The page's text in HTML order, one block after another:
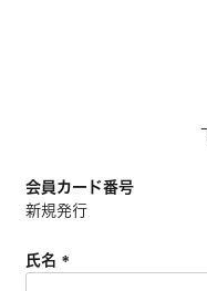
会員カード番号
新規発行
氏名